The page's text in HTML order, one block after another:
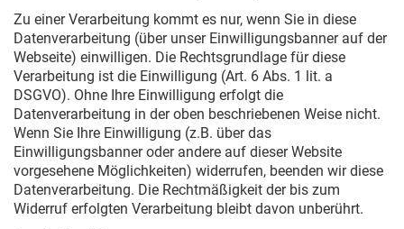
Zu einer Verarbeitung kommt es nur, wenn Sie in diese
Datenverarbeitung (über unser Einwilligungsbanner auf der
Webseite) einwilligen. Die Rechtsgrundlage für diese
Verarbeitung ist die Einwilligung (Art. 6 Abs. 1 lit. a
DSGVO). Ohne Ihre Einwilligung erfolgt die
Datenverarbeitung in der oben beschriebenen Weise nicht.
Wenn Sie Ihre Einwilligung (z.B. über das
Einwilligungsbanner oder andere auf dieser Website
vorgesehene Möglichkeiten) widerrufen, beenden wir diese
Datenverarbeitung. Die Rechtmäßigkeit der bis zum
Widerruf erfolgten Verarbeitung bleibt davon unberührt.